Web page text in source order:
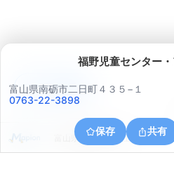
福野児童センター
富山県南砺市二日町４３５−１
0763-22-3898
保存 共有
富山県南砺市下吉江
アプリで見る